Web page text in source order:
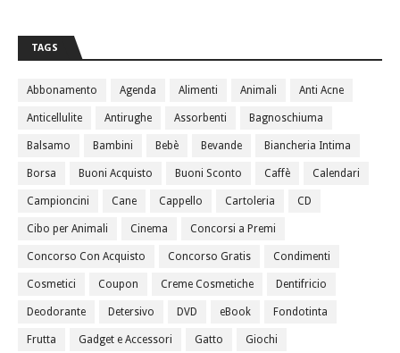
TAGS
Abbonamento Agenda Alimenti Animali Anti Acne
Anticellulite Antirughe Assorbenti Bagnoschiuma
Balsamo Bambini Bebè Bevande Biancheria Intima
Borsa Buoni Acquisto Buoni Sconto Caffè Calendari
Campioncini Cane Cappello Cartoleria CD
Cibo per Animali Cinema Concorsi a Premi
Concorso Con Acquisto Concorso Gratis Condimenti
Cosmetici Coupon Creme Cosmetiche Dentifricio
Deodorante Detersivo DVD eBook Fondotinta
Frutta Gadget e Accessori Gatto Giochi